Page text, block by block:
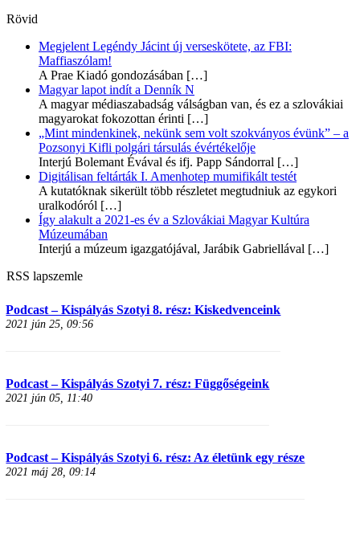
Rövid
Megjelent Legéndy Jácint új verseskötete, az FBI:
Maffiaszólam!
A Prae Kiadó gondozásában […]
Magyar lapot indít a Denník N
A magyar médiaszabadság válságban van, és ez a szlovákiai
magyarokat fokozottan érinti […]
„Mint mindenkinek, nekünk sem volt szokványos évünk” – a
Pozsonyi Kifli polgári társulás évértékelője
Interjú Bolemant Évával és ifj. Papp Sándorral […]
Digitálisan feltárták I. Amenhotep mumifikált testét
A kutatóknak sikerült több részletet megtudniuk az egykori
uralkodóról […]
Így alakult a 2021-es év a Szlovákiai Magyar Kultúra
Múzeumában
Interjú a múzeum igazgatójával, Jarábik Gabriellával […]
RSS lapszemle
Podcast – Kispályás Szotyi 8. rész: Kiskedvenceink
2021 jún 25, 09:56
Podcast – Kispályás Szotyi 7. rész: Függőségeink
2021 jún 05, 11:40
Podcast – Kispályás Szotyi 6. rész: Az életünk egy része
2021 máj 28, 09:14